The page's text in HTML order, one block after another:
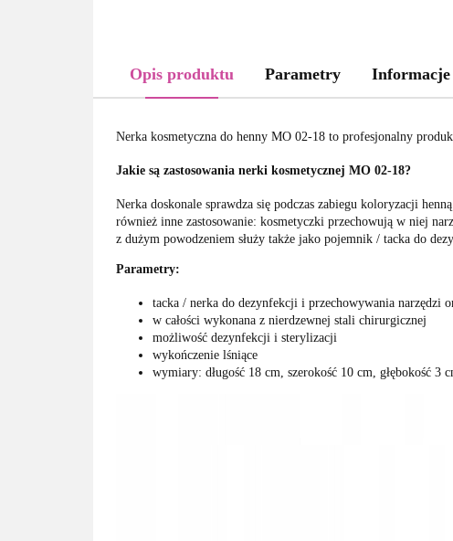
Opis produktu Parametry Informacje
Nerka kosmetyczna do henny MO 02-18 to profesjonalny
Jakie są zastosowania nerki kosmetycznej MO 02-18?
Nerka doskonale sprawdza się podczas zabiegu koloryzacji
również inne zastosowanie: kosmetyczki przechowują w niej
z dużym powodzeniem służy także jako pojemnik / tacka do
Parametry:
tacka / nerka do dezynfekcji i przechowywania narzędzi
w całości wykonana z nierdzewnej stali chirurgicznej
możliwość dezynfekcji i sterylizacji
wykończenie lśniące
wymiary: długość 18 cm, szerokość 10 cm, głębokość 3